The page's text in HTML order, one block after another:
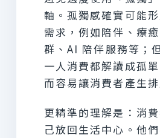
軸。孤獨感確實可能
需求，例如陪伴、療
群、AI 陪伴服務等；
一人消費都解讀成孤
而容易讓消費者產生排
更精準的理解是：消
己放回生活中心。他